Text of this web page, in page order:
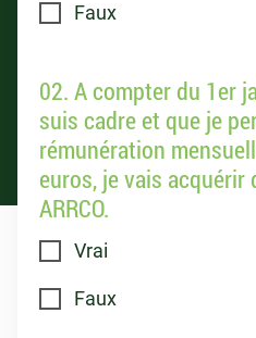
Faux
02. A compter du 1er
suis cadre et que je
rémunération
euros, je vais acquérir
ARRCO.
Vrai
Faux